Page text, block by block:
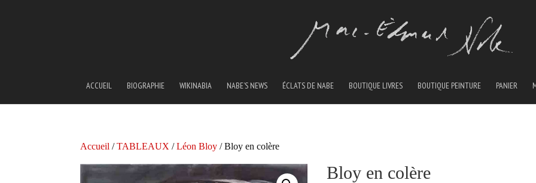
ACCUEIL BIOGRAPHIE WIKINABIA NABE’S NEWS ÉCLATS DE NABE BOUTIQUE LIVRES BOUTIQUE PEINTURE PANIER
Accueil /TABLEAUX /Léon Bloy / Bloy en colère
Bloy en colère